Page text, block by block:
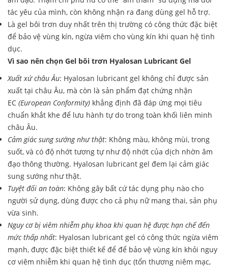
tác yêu của mình, còn không nhận ra đang dùng gel hỗ trợ.
Là gel bôi trơn duy nhất trên thị trường có công thức đặc biệt
để bảo vệ vùng kín, ngừa viêm cho vùng kín khi quan hệ tình
dục.
Vì sao nên chọn Gel bôi trơn Hyalosan Lubricant Gel
Xuất xứ châu Âu: Hyalosan lubricant gel không chỉ được sản
xuất tại châu Âu, mà còn là sản phẩm đạt chứng nhận
EC (European Conformity) khẳng định đã đáp ứng mọi tiêu
chuẩn khắt khe để lưu hành tự do trong toàn khối liên minh
châu Âu.
Cảm giác sung sướng như thật: Không màu, không mùi, trong
suốt, và có độ nhớt tương tự như độ nhớt của dịch nhờn âm
đạo thông thường. Hyalosan lubricant gel đem lại cảm giác
sung sướng như thật.
Tuyệt đối an toàn: Không gây bất cứ tác dụng phụ nào cho
người sử dụng, dùng được cho cả phụ nữ mang thai, sản phụ
vừa sinh.
Nguy cơ bị viêm nhiễm phụ khoa khi quan hệ được hạn chế đến
mức thấp nhất: Hyalosan lubricant gel có công thức ngừa viêm
mạnh, được đặc biệt thiết kế để để bảo vệ vùng kín khỏi nguy
cơ viêm nhiễm khi quan hệ tình dục (tổn thương niêm mạc,